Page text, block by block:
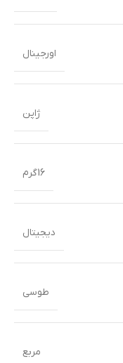
اورجینال
ژاپن
16گرم
دیجیتال
طوسی
مربع